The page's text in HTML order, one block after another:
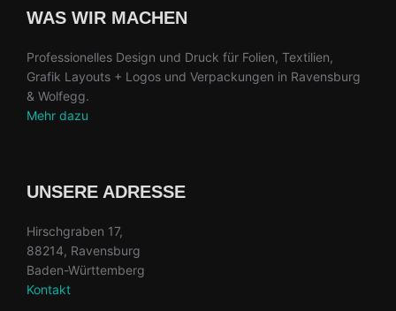
WAS WIR MACHEN
Professionelles Design und Druck für Folien, Textilien,
Grafik Layouts + Logos und Verpackungen in Ravensburg
& Wolfegg.
Mehr dazu
UNSERE ADRESSE
Hirschgraben 17,
88214, Ravensburg
Baden-Württemberg
Kontakt